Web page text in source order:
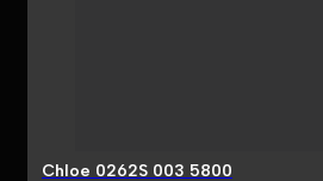
Chloe 0262S 003 5800